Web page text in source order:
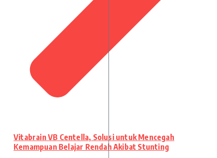
Vitabrain VB Centella, Solusi untuk Mencegah
Kemampuan Belajar Rendah Akibat Stunting